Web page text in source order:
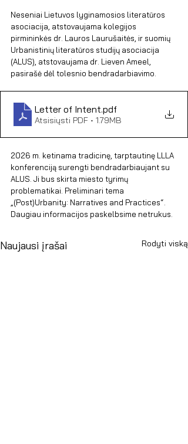
Neseniai Lietuvos lyginamosios literatūros
asociacija, atstovaujama kolegijos
pirmininkės dr. Lauros Laurušaitės, ir suomių
Urbanistinių literatūros studijų asociacija
(ALUS), atstovaujama dr. Lieven Ameel,
pasirašė dėl tolesnio bendradarbiavimo.
Letter of Intent.pdf
Atsisiųsti PDF • 1.79MB
2026 m. ketinama tradicinę, tarptautinę LLLA
konferenciją surengti bendradarbiaujant su
ALUS. Ji bus skirta miesto tyrimų
problematikai. Preliminari tema
„(Post)Urbanity: Narratives and Practices“.
Daugiau informacijos paskelbsime netrukus.
Naujausi įrašai Rodyti viską